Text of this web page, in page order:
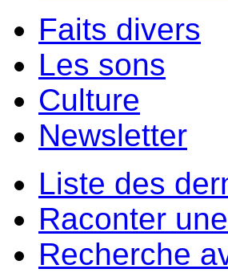
Faits divers
Les sons
Culture
Newsletter
Liste des
Raconter
Recherche